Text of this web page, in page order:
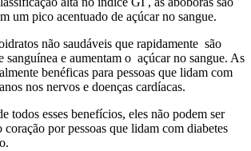
um pico acentuado de açúcar no sangue.
não saudáveis que rapidamente são
sanguínea e aumentam o açúcar no sangue. As
benéficas para pessoas que lidam com
nos nervos e doenças cardíacas.
todos esses benefícios, eles não podem ser
por pessoas que lidam com diabetes